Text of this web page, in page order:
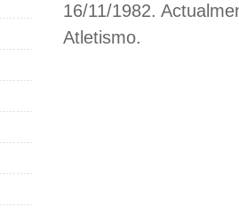
16/11/1982.
Atletismo.